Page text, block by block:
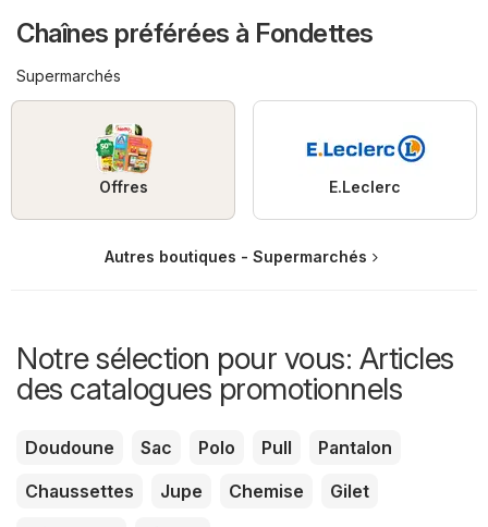
Chaînes préférées à Fondettes
Supermarchés
Offres E.Leclerc
Autres boutiques - Supermarchés
Notre sélection pour vous: Articles
des catalogues promotionnels
Doudoune Sac Polo Pull
Pantalon
Chaussettes
Jupe Chemise
Gilet